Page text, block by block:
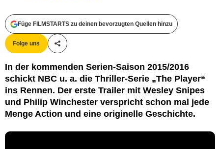
Füge FILMSTARTS zu deinen bevorzugten Quellen hinzu
Folge uns
Teile diesen Artikel
In der kommenden Serien-Saison 2015/2016
schickt NBC u. a. die Thriller-Serie „The Player“
ins Rennen. Der erste Trailer mit Wesley Snipes
und Philip Winchester verspricht schon mal jede
Menge Action und eine originelle Geschichte.